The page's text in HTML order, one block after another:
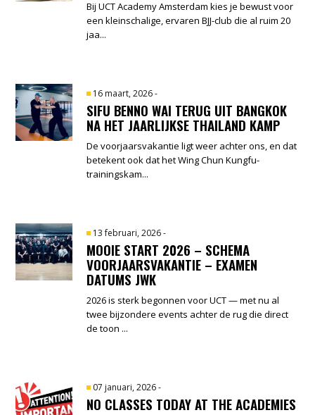
Bij UCT Academy Amsterdam kies je bewust voor
een kleinschalige, ervaren BJJ-club die al ruim 20
jaa...
16 maart, 2026-
SIFU BENNO WAI TERUG UIT BANGKOK
NA HET JAARLIJKSE THAILAND KAMP
De voorjaarsvakantie ligt weer achter ons, en dat
betekent ook dat het Wing Chun Kungfu-
trainingskam...
13 februari, 2026-
MOOIE START 2026 – SCHEMA
VOORJAARSVAKANTIE – EXAMEN
DATUMS JWK
2026 is sterk begonnen voor UCT — met nu al
twee bijzondere events achter de rug die direct
de toon ...
07 januari, 2026-
NO CLASSES TODAY AT THE ACADEMIES